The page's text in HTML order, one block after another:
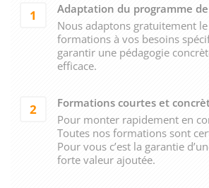
1
Adaptation du programme
Nous adaptons gratuitement
formations à vos besoins
garantir une pédagogie
efficace.
2
Formations courtes et
Pour monter rapidement en
Toutes nos formations sont
Pour vous c’est la garantie
forte valeur ajoutée.